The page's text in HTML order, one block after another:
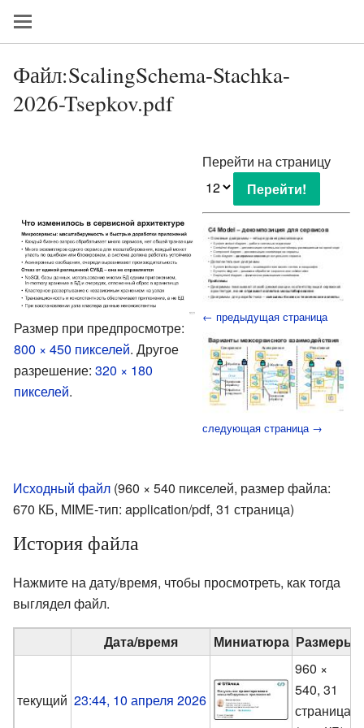
Файл:ScalingSchema-Stachka-
2026-Tsepkov.pdf
Размер при предпросмотре:
800 × 450 пикселей. Другое
разрешение: 320 × 180
пикселей.
Перейти на страницу
← предыдущая страница
следующая страница →
Исходный файл (960 × 540 пикселей, размер файла:
670 КБ, MIME-тип: application/pdf, 31 страница)
История файла
Нажмите на дату/время, чтобы просмотреть, как тогда
выглядел файл.
Дата/время Миниатюра Размеры
текущий 23:44, 10 апреля 2026
960 ×
540, 31
страница